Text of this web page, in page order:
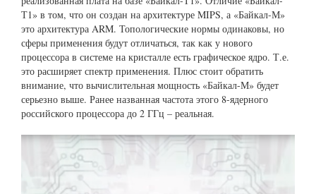
Т1» в том, что он создан на архитектуре MIPS, а «Байкал-М»
это архитектура ARM. Топологические нормы одинаковы, но
сферы применения будут отличаться, так как у нового
процессора в системе на кристалле есть графическое ядро. Т.е.
это расширяет спектр применения. Плюс стоит обратить
внимание, что вычислительная мощность «Байкал-М» будет
серьезно выше. Ранее названная частота этого 8-ядерного
российского процессора до 2 ГГц – реальная.